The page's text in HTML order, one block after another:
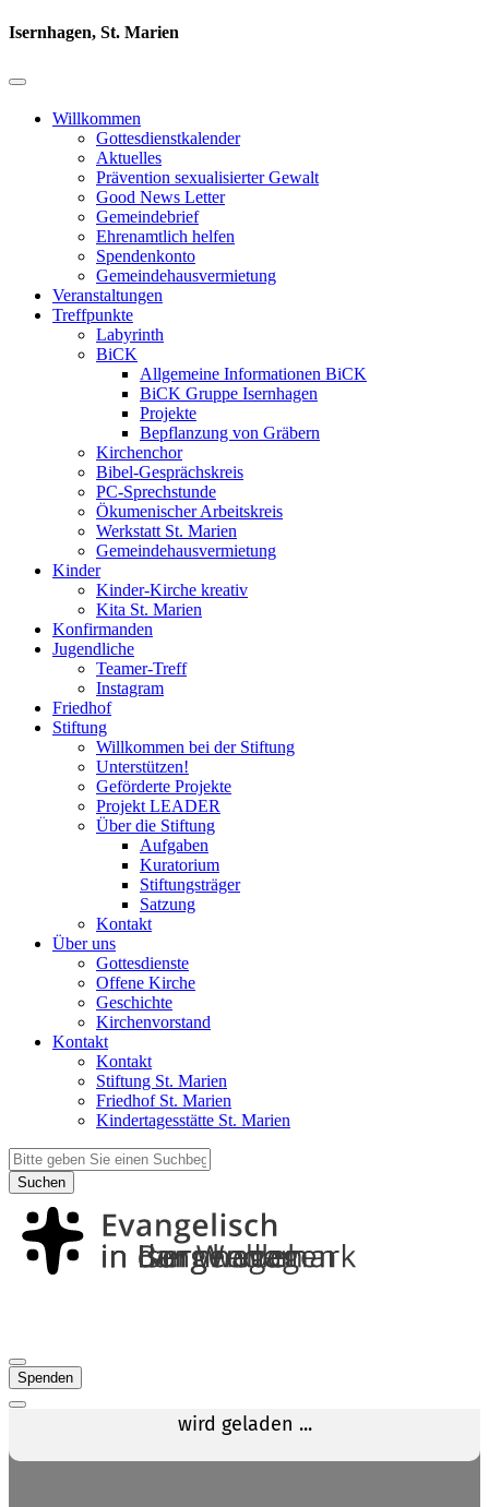
Isernhagen, St. Marien
Willkommen
Gottesdienstkalender
Aktuelles
Prävention sexualisierter Gewalt
Good News Letter
Gemeindebrief
Ehrenamtlich helfen
Spendenkonto
Gemeindehausvermietung
Veranstaltungen
Treffpunkte
Labyrinth
BiCK
Allgemeine Informationen BiCK
BiCK Gruppe Isernhagen
Projekte
Bepflanzung von Gräbern
Kirchenchor
Bibel-Gesprächskreis
PC-Sprechstunde
Ökumenischer Arbeitskreis
Werkstatt St. Marien
Gemeindehausvermietung
Kinder
Kinder-Kirche kreativ
Kita St. Marien
Konfirmanden
Jugendliche
Teamer-Treff
Instagram
Friedhof
Stiftung
Willkommen bei der Stiftung
Unterstützen!
Geförderte Projekte
Projekt LEADER
Über die Stiftung
Aufgaben
Kuratorium
Stiftungsträger
Satzung
Kontakt
Über uns
Gottesdienste
Offene Kirche
Geschichte
Kirchenvorstand
Kontakt
Kontakt
Stiftung St. Marien
Friedhof St. Marien
Kindertagesstätte St. Marien
Suchen
Spenden